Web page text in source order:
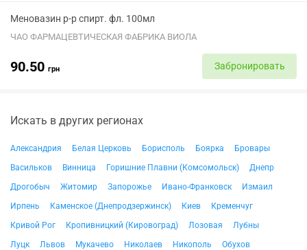
Меновазин р-р спирт. фл. 100мл
ЧАО ФАРМАЦЕВТИЧЕСКАЯ ФАБРИКА ВИОЛА
90.50 грн Забронировать
Искать в других регионах
Александрия Белая Церковь Борисполь Боярка
Бровары
Васильков
Винница Горишние Плавни (Комсомольск)
Днепр
Дрогобыч
Житомир Запорожье Ивано-Франковск
Измаил
Ирпень
Каменское (Днепродзержинск) Киев
Кременчуг
Кривой Рог
Кропивницкий (Кировоград) Лозовая
Лубны
Луцк
Львов Мукачево Николаев Никополь
Обухов